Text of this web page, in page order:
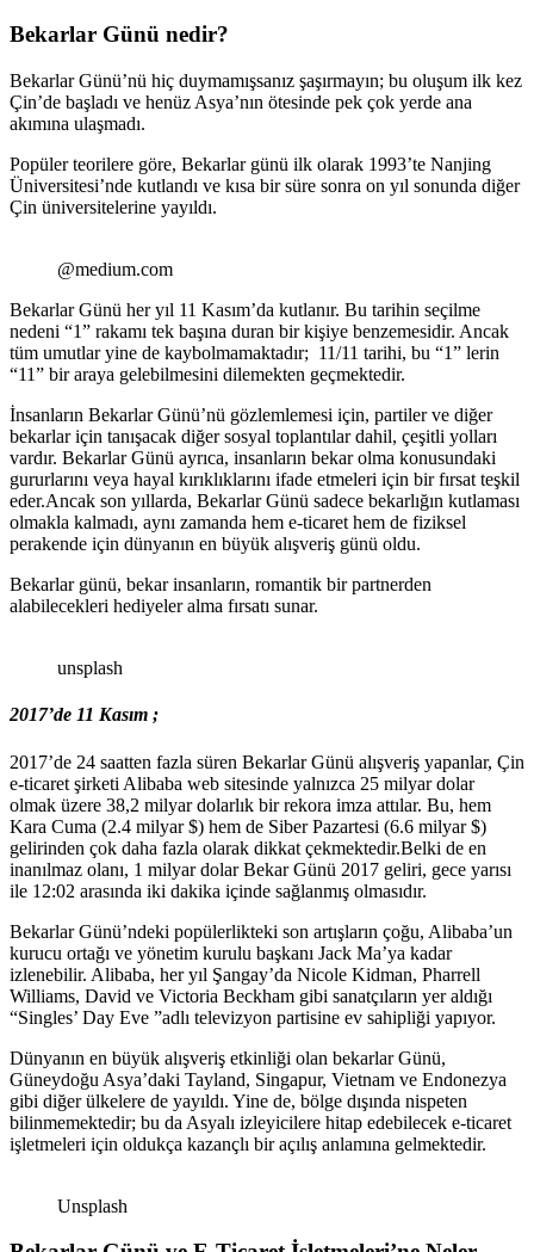
Bekarlar Günü nedir?
Bekarlar Günü’nü hiç duymamışsanız şaşırmayın; bu oluşum ilk kez
Çin’de başladı ve henüz Asya’nın ötesinde pek çok yerde ana
akımına ulaşmadı.
Popüler teorilere göre, Bekarlar günü ilk olarak 1993’te Nanjing
Üniversitesi’nde kutlandı ve kısa bir süre sonra on yıl sonunda diğer
Çin üniversitelerine yayıldı.
@medium.com
Bekarlar Günü her yıl 11 Kasım’da kutlanır. Bu tarihin seçilme
nedeni “1” rakamı tek başına duran bir kişiye benzemesidir. Ancak
tüm umutlar yine de kaybolmamaktadır; 11/11 tarihi, bu “1” lerin
“11” bir araya gelebilmesini dilemekten geçmektedir.
İnsanların Bekarlar Günü’nü gözlemlemesi için, partiler ve diğer
bekarlar için tanışacak diğer sosyal toplantılar dahil, çeşitli yolları
vardır. Bekarlar Günü ayrıca, insanların bekar olma konusundaki
gururlarını veya hayal kırıklıklarını ifade etmeleri için bir fırsat teşkil
eder.Ancak son yıllarda, Bekarlar Günü sadece bekarlığın kutlaması
olmakla kalmadı, aynı zamanda hem e-ticaret hem de fiziksel
perakende için dünyanın en büyük alışveriş günü oldu.
Bekarlar günü, bekar insanların, romantik bir partnerden
alabilecekleri hediyeler alma fırsatı sunar.
unsplash
2017’de 11 Kasım ;
2017’de 24 saatten fazla süren Bekarlar Günü alışveriş yapanlar, Çin
e-ticaret şirketi Alibaba web sitesinde yalnızca 25 milyar dolar
olmak üzere 38,2 milyar dolarlık bir rekora imza attılar. Bu, hem
Kara Cuma (2.4 milyar $) hem de Siber Pazartesi (6.6 milyar $)
gelirinden çok daha fazla olarak dikkat çekmektedir.Belki de en
inanılmaz olanı, 1 milyar dolar Bekar Günü 2017 geliri, gece yarısı
ile 12:02 arasında iki dakika içinde sağlanmış olmasıdır.
Bekarlar Günü’ndeki popülerlikteki son artışların çoğu, Alibaba’un
kurucu ortağı ve yönetim kurulu başkanı Jack Ma’ya kadar
izlenebilir. Alibaba, her yıl Şangay’da Nicole Kidman, Pharrell
Williams, David ve Victoria Beckham gibi sanatçıların yer aldığı
“Singles’ Day Eve ”adlı televizyon partisine ev sahipliği yapıyor.
Dünyanın en büyük alışveriş etkinliği olan bekarlar Günü,
Güneydoğu Asya’daki Tayland, Singapur, Vietnam ve Endonezya
gibi diğer ülkelere de yayıldı. Yine de, bölge dışında nispeten
bilinmemektedir; bu da Asyalı izleyicilere hitap edebilecek e-ticaret
işletmeleri için oldukça kazançlı bir açılış anlamına gelmektedir.
Unsplash